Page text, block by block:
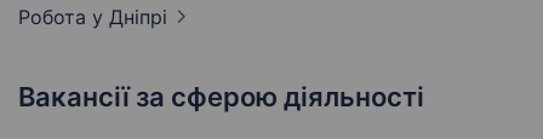
Робота у Дніпрі
Вакансії за сферою діяльності